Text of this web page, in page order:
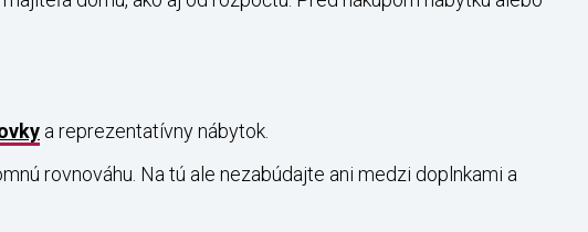
a reprezentatívny nábytok.
rovnováhu. Na tú ale nezabúdajte ani medzi doplnkami a